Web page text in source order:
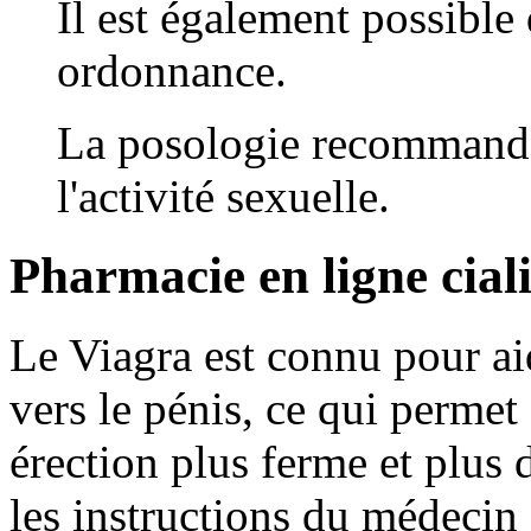
Il est également
ordonnance.
La posologie
l'activité sexuelle.
Pharmacie en ligne
Le Viagra est connu pour
vers le pénis, ce qui
érection plus ferme et plus
les instructions du médecin